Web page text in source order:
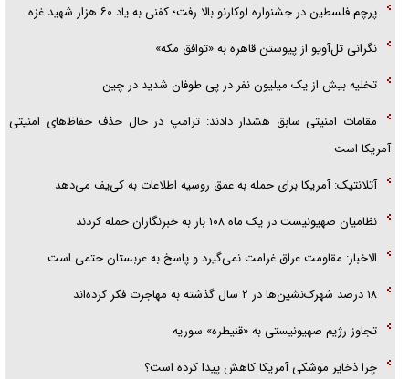
همه آقای دوربینی شده‌ایم!
قصه ناتمام سرویس مدارس
آیا مقاومت فلسطین خلع‌سلاح می‌شود؟
پرچم فلسطین در جشنواره لوکارنو بالا رفت؛ کفنی به یاد ۶۰ هزار شهید غزه
نگرانی تل‌آویو از پیوستن قاهره به «توافق مکه»
تخلیه بیش از یک میلیون نفر در پی طوفان شدید در چین
مقامات امنیتی سابق هشدار دادند: ترامپ در حال حذف حفاظ‌های امنیتی
آمریکا است
آتلانتیک: آمریکا برای حمله به عمق روسیه اطلاعات به کی‌یف می‌دهد
نظامیان صهیونیست در یک ماه ۱۰۸ بار به خبرنگاران حمله کردند
الاخبار: مقاومت عراق غرامت نمی‌گیرد و پاسخ به عربستان حتمی است
۱۸ درصد شهرک‌نشین‌ها در ۲ سال گذشته به مهاجرت فکر کرده‌اند
تجاوز رژیم صهیونیستی به «قنیطره» سوریه
چرا ذخایر موشکی آمریکا کاهش پیدا کرده است؟